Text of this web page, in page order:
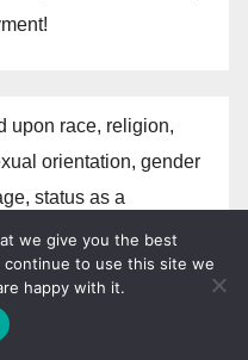
upon race, religion,
orientation, gender
status as a
individual with a
protected
we give you the best
to use this site we
happy with it.